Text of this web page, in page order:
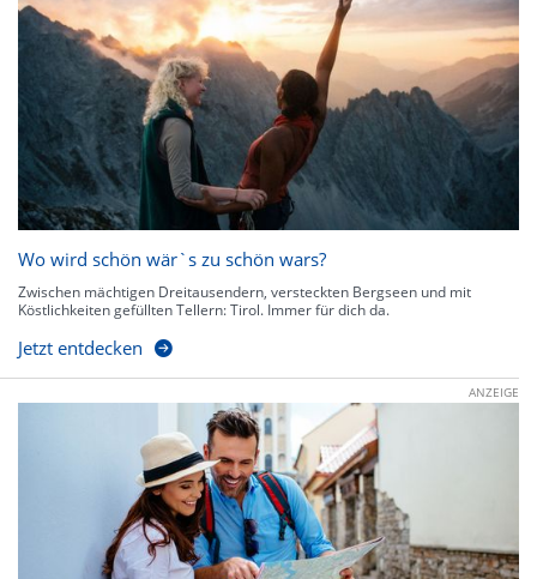
Wo wird schön wär`s zu schön wars?
Zwischen mächtigen Dreitausendern, versteckten Bergseen und mit
Köstlichkeiten gefüllten Tellern: Tirol. Immer für dich da.
Jetzt entdecken
ANZEIGE